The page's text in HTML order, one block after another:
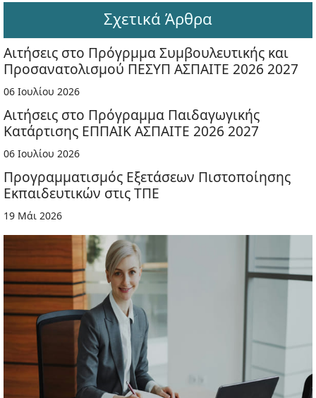
Σχετικά Άρθρα
Αιτήσεις στο Πρόγρμμα Συμβουλευτικής και
Προσανατολισμού ΠΕΣΥΠ ΑΣΠΑΙΤΕ 2026 2027
06 Ιουλίου 2026
Αιτήσεις στο Πρόγραμμα Παιδαγωγικής
Κατάρτισης ΕΠΠΑΙΚ ΑΣΠΑΙΤΕ 2026 2027
06 Ιουλίου 2026
Προγραμματισμός Εξετάσεων Πιστοποίησης
Εκπαιδευτικών στις ΤΠΕ
19 Μάι 2026